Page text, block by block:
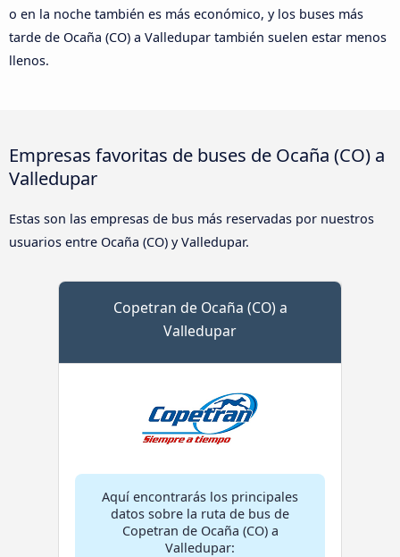
o en la noche también es más económico, y los buses más
tarde de Ocaña (CO) a Valledupar también suelen estar menos
llenos.
Empresas favoritas de buses de Ocaña (CO) a
Valledupar
Estas son las empresas de bus más reservadas por nuestros
usuarios entre Ocaña (CO) y Valledupar.
Copetran de Ocaña (CO) a
Valledupar
Aquí encontrarás los principales
datos sobre la ruta de bus de
Copetran de Ocaña (CO) a
Valledupar: